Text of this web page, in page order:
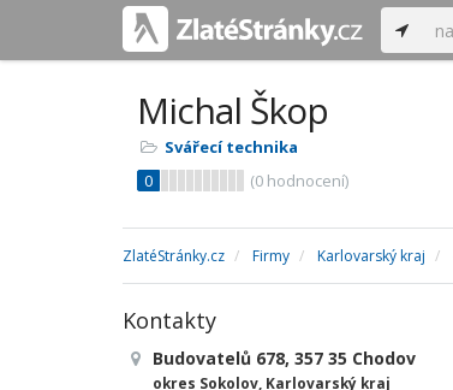
Michal Škop
Svářecí technika
0
(0 hodnocení)
ZlatéStránky.cz Firmy Karlovarský kraj
Kontakty
Budovatelů 678, 357 35 Chodov
okres Sokolov, Karlovarský kraj